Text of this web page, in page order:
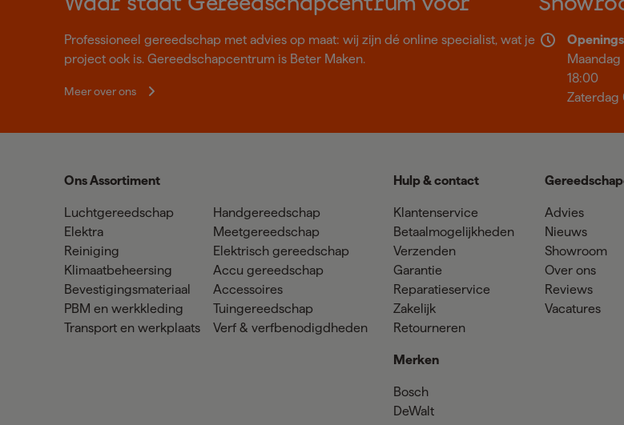
Professioneel gereedschap met advies op maat: wij zijn dé online specialist, wat je
project ook is. Gereedschapcentrum is Beter Maken.
Meer over ons
18:00
Zaterdag
Ons Assortiment
Luchtgereedschap
Elektra
Reiniging
Klimaatbeheersing
Bevestigingsmateriaal
PBM en werkkleding
Transport en werkplaats
Handgereedschap
Meetgereedschap
Elektrisch gereedschap
Accu gereedschap
Accessoires
Tuingereedschap
Verf & verfbenodigdheden
Hulp & contact
Klantenservice
Betaalmogelijkheden
Verzenden
Garantie
Reparatieservice
Zakelijk
Retourneren
Merken
Bosch
DeWalt
Advies
Nieuws
Showroom
Over ons
Reviews
Vacatures